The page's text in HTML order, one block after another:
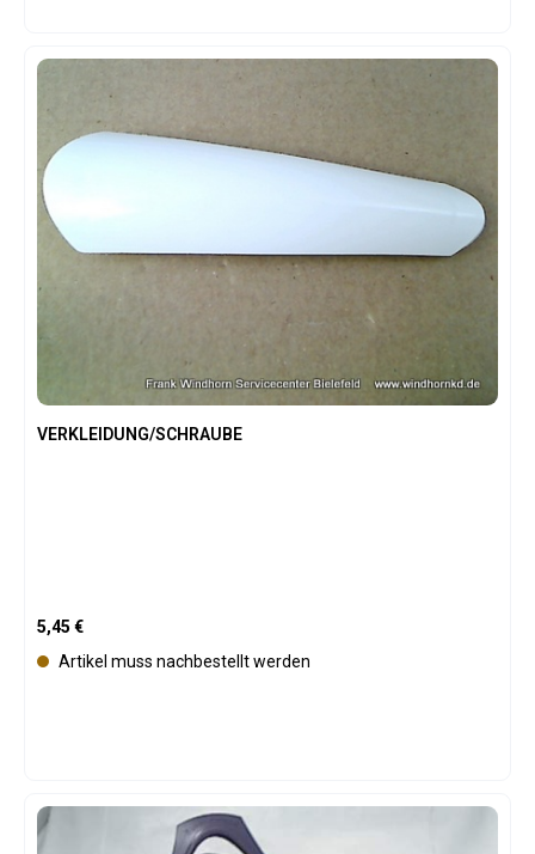
VERKLEIDUNG/SCHRAUBE
Regulärer Preis:
5,45 €
Artikel muss nachbestellt werden